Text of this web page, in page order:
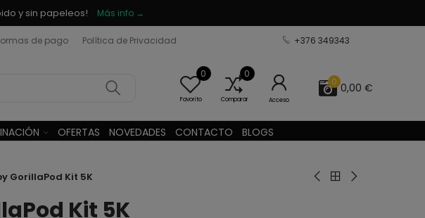
y sin papeleos! Más info →
de pago Política de Privacidad +376 349343
0
Favorito
0
Comparar Acceso
0 0,00 €
OFERTAS NOVEDADES CONTACTO BLOGS
GorillaPod Kit 5K
Kit 5K